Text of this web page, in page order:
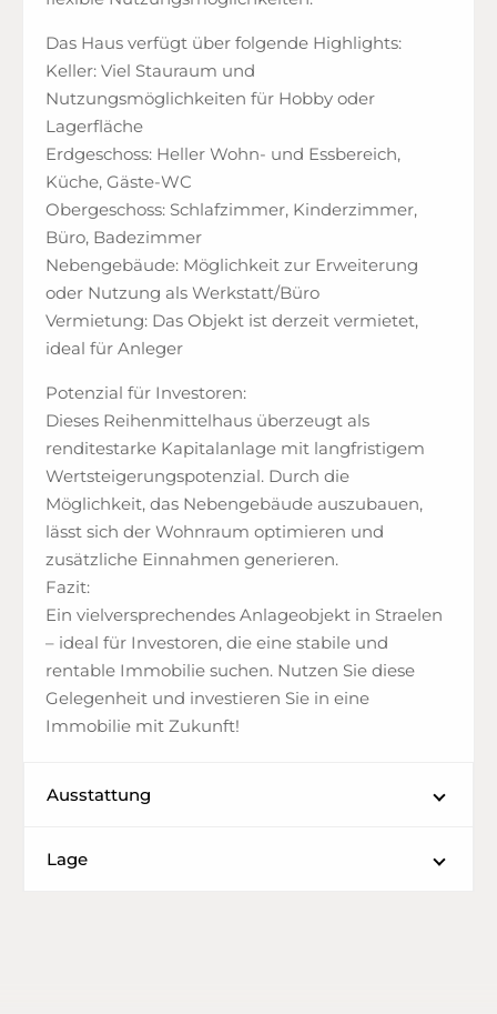
Das Haus verfügt über folgende Highlights:
Keller: Viel Stauraum und
Nutzungsmöglichkeiten für Hobby oder
Lagerfläche
Erdgeschoss: Heller Wohn- und Essbereich,
Küche, Gäste-WC
Obergeschoss: Schlafzimmer, Kinderzimmer,
Büro, Badezimmer
Nebengebäude: Möglichkeit zur Erweiterung
oder Nutzung als Werkstatt/Büro
Vermietung: Das Objekt ist derzeit vermietet,
ideal für Anleger
Potenzial für Investoren:
Dieses Reihenmittelhaus überzeugt als
renditestarke Kapitalanlage mit langfristigem
Wertsteigerungspotenzial. Durch die
Möglichkeit, das Nebengebäude auszubauen,
lässt sich der Wohnraum optimieren und
zusätzliche Einnahmen generieren.
Fazit:
Ein vielversprechendes Anlageobjekt in Straelen
– ideal für Investoren, die eine stabile und
rentable Immobilie suchen. Nutzen Sie diese
Gelegenheit und investieren Sie in eine
Immobilie mit Zukunft!
Ausstattung
Lage